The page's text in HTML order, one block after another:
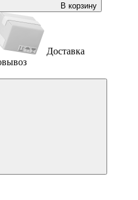
В корзину
Доставка